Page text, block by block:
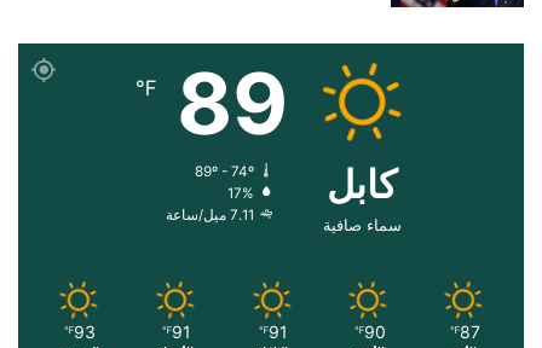
کابل
سماء صافية
89
℉
89º - 74º
17%
7.11 ميل/ساعة
87
℉
90
℉
91
℉
91
℉
93
℉